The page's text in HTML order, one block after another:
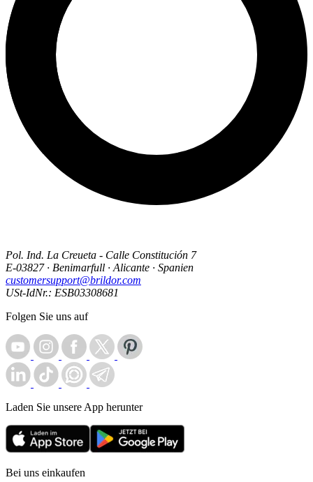
Pol. Ind. La Creueta - Calle Constitución 7
E-03827 · Benimarfull · Alicante · Spanien
customersupport@brildor.com
USt-IdNr.: ESB03308681
Folgen Sie uns auf
Laden Sie unsere App herunter
Bei uns einkaufen